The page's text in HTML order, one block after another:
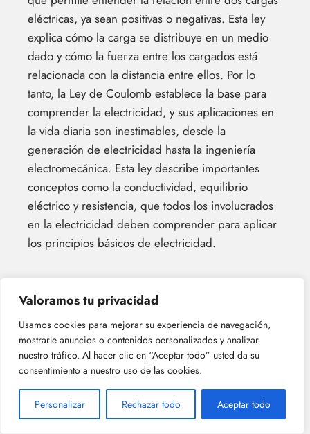
Valoramos tu privacidad
Usamos cookies para mejorar su experiencia de navegación,
mostrarle anuncios o contenidos personalizados y analizar
nuestro tráfico. Al hacer clic en “Aceptar todo” usted da su
consentimiento a nuestro uso de las cookies.
Personalizar Rechazar todo Aceptar todo
eléctricas, ya sean positivas o negativas. Esta ley
explica cómo la carga se distribuye en un medio
dado y cómo la fuerza entre los cargados está
relacionada con la distancia entre ellos. Por lo
tanto, la Ley de Coulomb establece la base para
comprender la electricidad, y sus aplicaciones en
la vida diaria son inestimables, desde la
generación de electricidad hasta la ingeniería
electromecánica. Esta ley describe importantes
conceptos como la conductividad, equilibrio
eléctrico y resistencia, que todos los involucrados
en la electricidad deben comprender para aplicar
los principios básicos de electricidad.